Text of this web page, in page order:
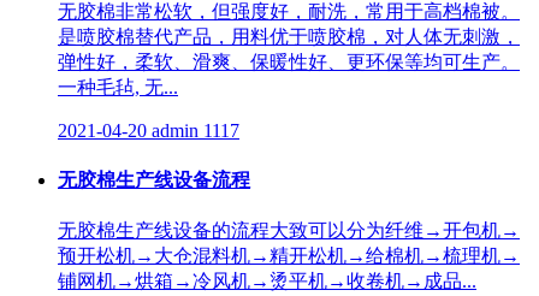
无胶棉非常松软，但强度好，耐洗，常用于高档棉被。
是喷胶棉替代产品，用料优于喷胶棉，对人体无刺激，
弹性好，柔软、滑爽、保暖性好、更环保等均可生产。
一种毛毡, 无...
2021-04-20 admin 1117
无胶棉生产线设备流程
无胶棉生产线设备的流程大致可以分为纤维→开包机→
预开松机→大仓混料机→精开松机→给棉机→梳理机→
铺网机→烘箱→冷风机→烫平机→收卷机→成品...